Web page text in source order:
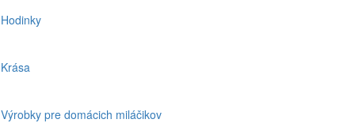
Hodinky
Krása
Výrobky pre domácich miláčikov